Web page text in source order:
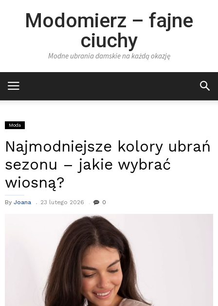
Modomierz – fajne
ciuchy
Modne ubrania damskie na każdą okazję
Moda
Najmodniejsze kolory ubrań
sezonu – jakie wybrać
wiosną?
By Joana 23 lutego 2026 0